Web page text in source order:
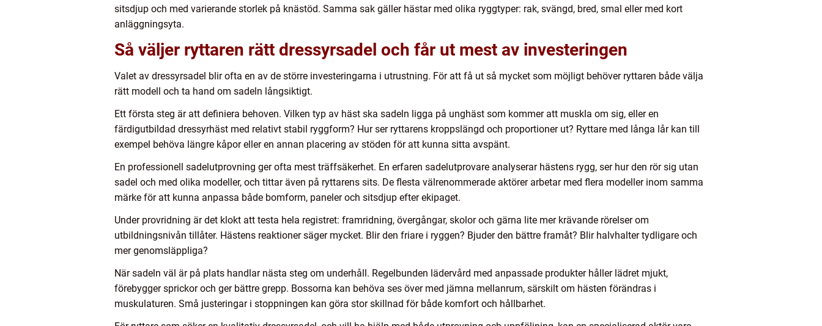
sitsdjup och med varierande storlek på knästöd. Samma sak gäller hästar med olika ryggtyper: rak, svängd, bred, smal eller med kort
anläggningsyta.
Så väljer ryttaren rätt dressyrsadel och får ut mest av investeringen
Valet av dressyrsadel blir ofta en av de större investeringarna i utrustning. För att få ut så mycket som möjligt behöver ryttaren både välja
rätt modell och ta hand om sadeln långsiktigt.
Ett första steg är att definiera behoven. Vilken typ av häst ska sadeln ligga på unghäst som kommer att muskla om sig, eller en
färdigutbildad dressyrhäst med relativt stabil ryggform? Hur ser ryttarens kroppslängd och proportioner ut? Ryttare med långa lår kan till
exempel behöva längre kåpor eller en annan placering av stöden för att kunna sitta avspänt.
En professionell sadelutprovning ger ofta mest träffsäkerhet. En erfaren sadelutprovare analyserar hästens rygg, ser hur den rör sig utan
sadel och med olika modeller, och tittar även på ryttarens sits. De flesta välrenommerade aktörer arbetar med flera modeller inom samma
märke för att kunna anpassa både bomform, paneler och sitsdjup efter ekipaget.
Under provridning är det klokt att testa hela registret: framridning, övergångar, skolor och gärna lite mer krävande rörelser om
utbildningsnivån tillåter. Hästens reaktioner säger mycket. Blir den friare i ryggen? Bjuder den bättre framåt? Blir halvhalter tydligare och
mer genomsläppliga?
När sadeln väl är på plats handlar nästa steg om underhåll. Regelbunden lädervård med anpassade produkter håller lädret mjukt,
förebygger sprickor och ger bättre grepp. Bossorna kan behöva ses över med jämna mellanrum, särskilt om hästen förändras i
muskulaturen. Små justeringar i stoppningen kan göra stor skillnad för både komfort och hållbarhet.